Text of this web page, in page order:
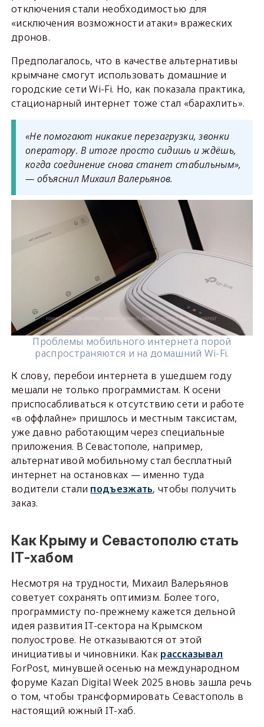
отключения стали необходимостью для
«исключения возможности атаки» вражеских
дронов.
Предполагалось, что в качестве альтернативы
крымчане смогут использовать домашние и
городские сети Wi-Fi. Но, как показала практика,
стационарный интернет тоже стал «барахлить».
«Не помогают никакие перезагрузки, звонки
оператору. В итоге просто сидишь и ждёшь,
когда соединение снова станет стабильным»,
— объяснил Михаил Валерьянов.
Проблемы мобильного интернета порой
распространяются и на домашний Wi-Fi.
К слову, перебои интернета в ушедшем году
мешали не только программистам. К осени
приспосабливаться к отсутствию сети и работе
«в оффлайне» пришлось и местным таксистам,
уже давно работающим через специальные
приложения. В Севастополе, например,
альтернативой мобильному стал бесплатный
интернет на остановках — именно туда
водители стали подъезжать, чтобы получить
заказ.
Как Крыму и Севастополю стать
IT-хабом
Несмотря на трудности, Михаил Валерьянов
советует сохранять оптимизм. Более того,
программисту по-прежнему кажется дельной
идея развития IT-сектора на Крымском
полуострове. Не отказываются от этой
инициативы и чиновники. Как рассказывал
ForPost, минувшей осенью на международном
форуме Kazan Digital Week 2025 вновь зашла речь
о том, чтобы трансформировать Севастополь в
настоящий южный IT-хаб.